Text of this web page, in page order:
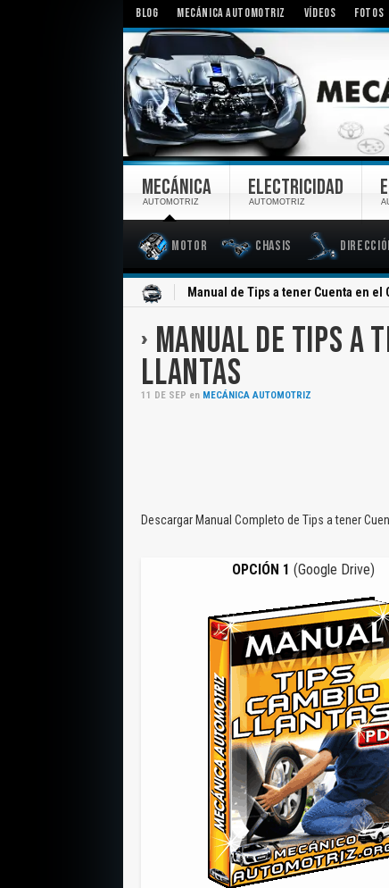
BLOG MECÁNICA AUTOMOTRIZ VÍDEOS FOTOS
MECÁNICA
AUTOMOTRIZ
Motor Chasis
ELECTRICIDAD
AUTOMOTRIZ
Manual de Tips a tener Cuenta en el
MANUAL DE TIPS A
LLANTAS
11 DE SEP en MECÁNICA AUTOMOTRIZ
Descargar Manual Completo de Tips a tener
OPCIÓN 1 (Google Drive)